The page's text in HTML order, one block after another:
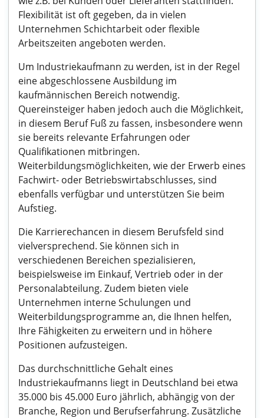
Flexibilität ist oft gegeben, da in vielen
Unternehmen Schichtarbeit oder flexible
Arbeitszeiten angeboten werden.
Um Industriekaufmann zu werden, ist in der Regel
eine abgeschlossene Ausbildung im
kaufmännischen Bereich notwendig.
Quereinsteiger haben jedoch auch die Möglichkeit,
in diesem Beruf Fuß zu fassen, insbesondere wenn
sie bereits relevante Erfahrungen oder
Qualifikationen mitbringen.
Weiterbildungsmöglichkeiten, wie der Erwerb eines
Fachwirt- oder Betriebswirtabschlusses, sind
ebenfalls verfügbar und unterstützen Sie beim
Aufstieg.
Die Karrierechancen in diesem Berufsfeld sind
vielversprechend. Sie können sich in
verschiedenen Bereichen spezialisieren,
beispielsweise im Einkauf, Vertrieb oder in der
Personalabteilung. Zudem bieten viele
Unternehmen interne Schulungen und
Weiterbildungsprogramme an, die Ihnen helfen,
Ihre Fähigkeiten zu erweitern und in höhere
Positionen aufzusteigen.
Das durchschnittliche Gehalt eines
Industriekaufmanns liegt in Deutschland bei etwa
35.000 bis 45.000 Euro jährlich, abhängig von der
Branche, Region und Berufserfahrung. Zusätzliche